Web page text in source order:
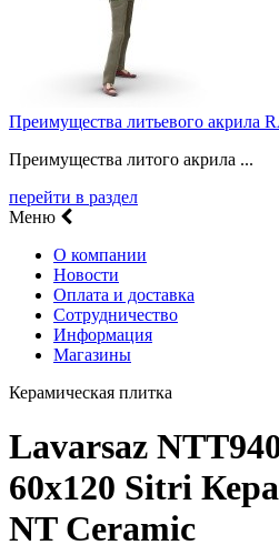
Преимущества литьевого акрила
Преимущества литого акрила ...
перейти в раздел
Меню
О компании
Новости
Оплата и доставка
Сотрудничество
Информация
Магазины
Керамическая плитка
Lavarsaz
60х120 Sitri
NT Ceramic